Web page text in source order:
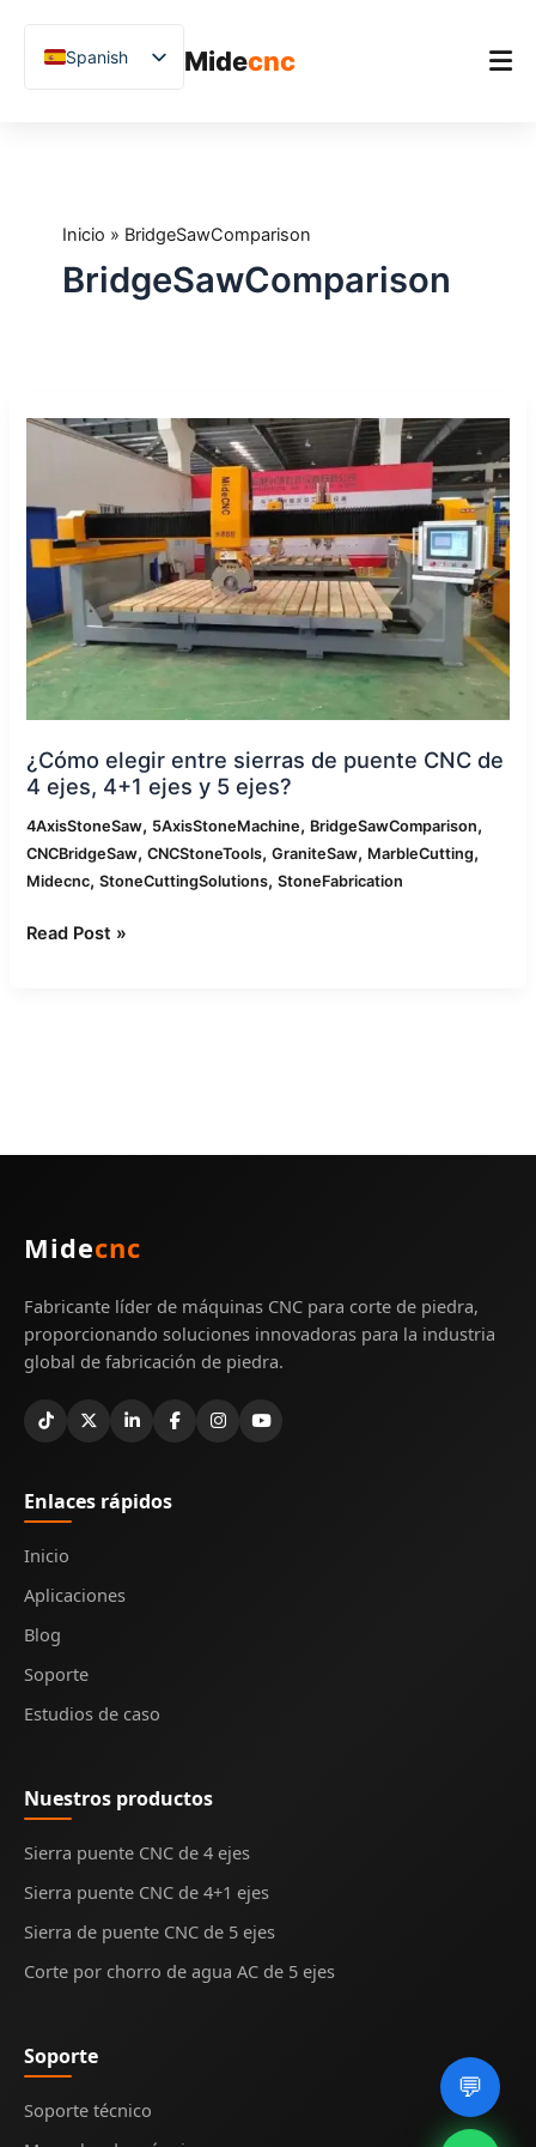
Midecnc
Aplicaciones
Blog
Spanish
English
Arabic
Polish
💬
Inicio » BridgeSawComparison
BridgeSawComparison
¿Cómo elegir entre sierras de puente CNC de
4 ejes, 4+1 ejes y 5 ejes?
4AxisStoneSaw, 5AxisStoneMachine, BridgeSawComparison,
CNCBridgeSaw,CNCStoneTools,GraniteSaw, MarbleCutting,
Midecnc,StoneCuttingSolutions,StoneFabrication
elegir
de
puente
CNC
4
ejes,
4+1
ejes
5
ejes?
Read Post »
Midecnc
Fabricante líder de máquinas CNC para corte de piedra,
proporcionando soluciones innovadoras para la industria
global de fabricación de piedra.
Enlaces rápidos
Inicio
Aplicaciones
Blog
Soporte
Estudios de caso
Nuestros productos
Sierra puente CNC de 4 ejes
Sierra puente CNC de 4+1 ejes
Sierra de puente CNC de 5 ejes
Corte por chorro de agua AC de 5 ejes
Soporte
Soporte técnico